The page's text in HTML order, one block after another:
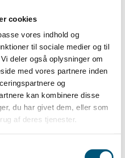
cookies
vores indhold og
til sociale medier og til
deler også oplysninger om
med vores partnere inden
og
kan kombinere disse
du har givet dem, eller som
af deres tjenester.
er udskudt til den 1. juli 2024
og